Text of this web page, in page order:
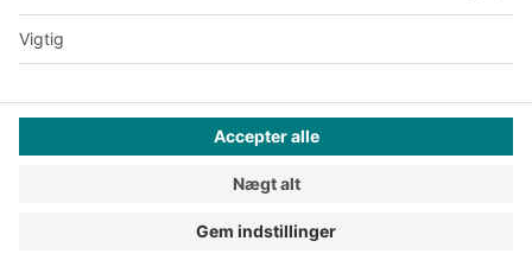
+45 7021 5151
Dette tilbud henvender sig til industri, håndværk, handel og
liberale erhverv til brug i forbindelse med selvstændig,
erhvervsmæssig eller kommerciel virksomhed.